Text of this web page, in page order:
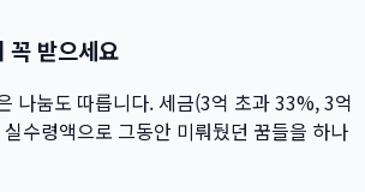
꼭 받으세요
나눔도 따릅니다. 세금(3억 초과 33%, 3억
수령액으로 그동안 미뤄뒀던 꿈들을 하나